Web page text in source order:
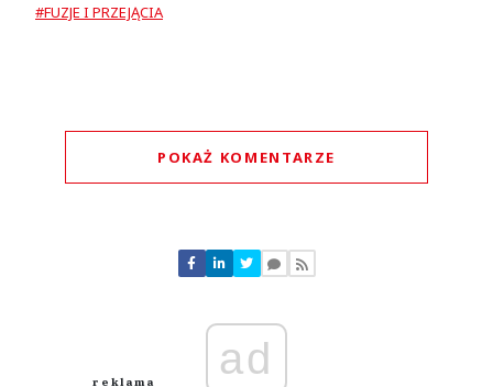
#FUZJE I PRZEJĄCIA
POKAŻ KOMENTARZE
Nie znaleziono komentarzy
Zostaw swoje komentarze
Anuluj
ad